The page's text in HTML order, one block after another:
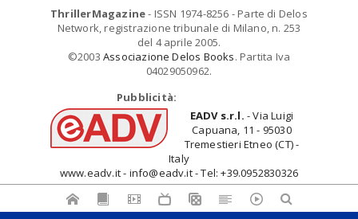
ThrillerMagazine- ISSN 1974-8256 - Parte di Delos
Network, registrazione tribunale di Milano, n. 253
del 4 aprile 2005.
©2003 Associazione Delos Books. Partita Iva
04029050962.
Pubblicità:
EADV s.r.l. - Via Luigi
Capuana, 11 - 95030
Tremestieri Etneo (CT) -
Italy
www.eadv.it - info@eadv.it - Tel: +39.0952830326